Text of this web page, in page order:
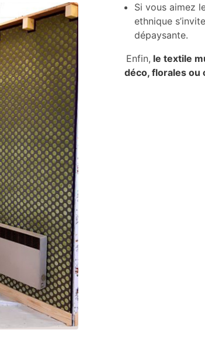
Si vous aimez
ethnique
dépaysante.
Enfin, le textile
déco, florales ou